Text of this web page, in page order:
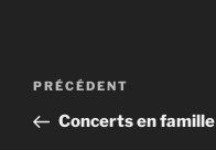
Navigation
l’article
Article
précédent
PRÉCÉDENT
Concerts en famille